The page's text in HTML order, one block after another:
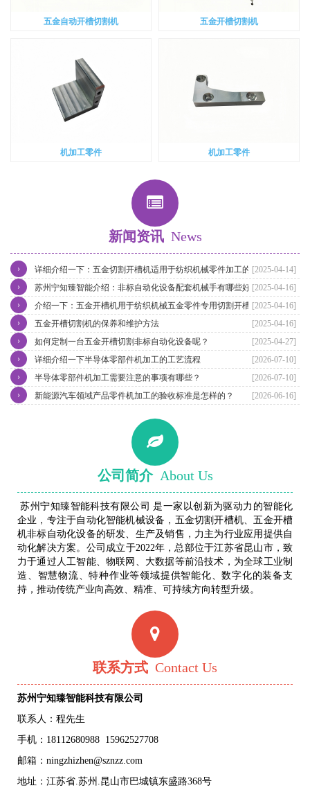
五金自动开槽切割机 五金开槽切割机
机加工零件 机加工零件
新闻资讯 News
[2025-04-14]
详细介绍一下：五金切割开槽机适用于纺织机械零件加工的特点
›
[2025-04-16]
苏州宁知臻智能介绍：非标自动化设备配套机械手有哪些好处？
›
[2025-04-16]
介绍一下：五金开槽机用于纺织机械五金零件专用切割开槽
›
[2025-04-16]
五金开槽切割机的保养和维护方法
›
[2025-04-27]
如何定制一台五金开槽切割非标自动化设备呢？
›
[2026-07-10]
详细介绍一下半导体零部件机加工的工艺流程
›
[2026-07-10]
半导体零部件机加工需要注意的事项有哪些？
›
[2026-06-16]
新能源汽车领域产品零件机加工的验收标准是怎样的？
›
公司简介 About Us
苏州宁知臻智能科技有限公司 是一家以创新为驱动力的智能化
企业，专注于自动化智能机械设备，五金切割开槽机、五金开槽
机非标自动化设备的研发、生产及销售，力主为行业应用提供自
动化解决方案。公司成立于2022年，总部位于江苏省昆山市，致
力于通过人工智能、物联网、大数据等前沿技术，为全球工业制
造、智慧物流、特种作业等领域提供智能化、数字化的装备支
持，推动传统产业向高效、精准、可持续方向转型升级。
联系方式 Contact Us
苏州宁知臻智能科技有限公司
联系人：程先生
手机： 18112680988 15962527708
邮箱：ningzhizhen@sznzz.com
地址：江苏省.苏州.昆山市巴城镇东盛路368号